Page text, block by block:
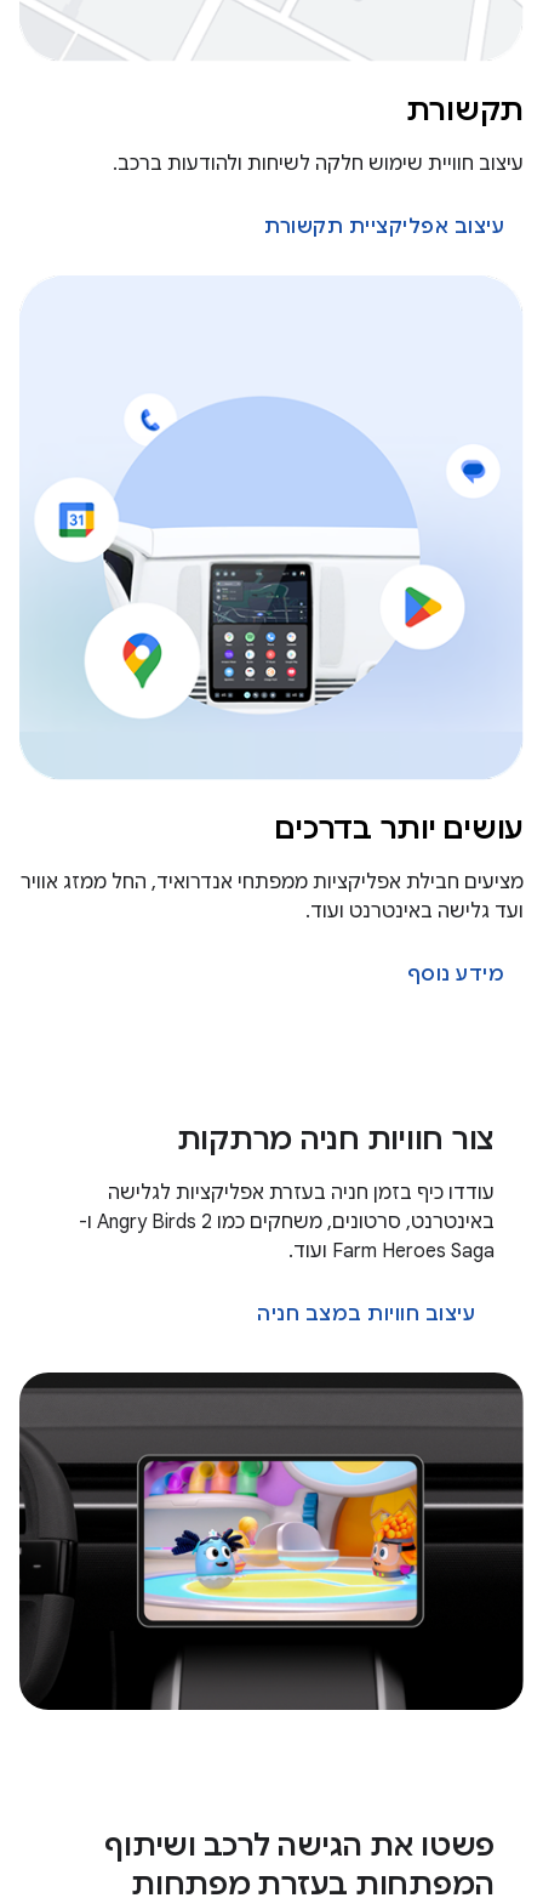
תקשורת
עיצוב חוויית שימוש חלקה לשיחות ולהודעות ברכב.
עיצוב אפליקציית תקשורת
עושים יותר בדרכים
מציעים חבילת אפליקציות ממפתחי אנדרואיד, החל ממזג אוויר
ועד גלישה באינטרנט ועוד.
מידע נוסף
צור חוויות חניה מרתקות
עודדו כיף בזמן חניה בעזרת אפליקציות לגלישה
באינטרנט, סרטונים, משחקים כמו Angry Birds 2 ו-
Farm Heroes Saga ועוד.
עיצוב חוויות במצב חניה
פשטו את הגישה לרכב ושיתוף
המפתחות בעזרת מפתחות